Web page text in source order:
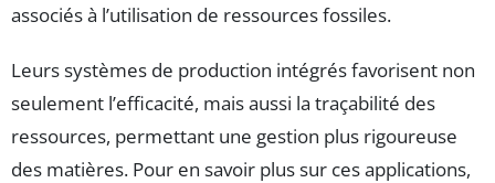
associés à l’utilisation de ressources fossiles.
Leurs systèmes de production intégrés favorisent non
seulement l’efficacité, mais aussi la traçabilité des
ressources, permettant une gestion plus rigoureuse
des matières. Pour en savoir plus sur ces applications,